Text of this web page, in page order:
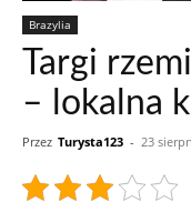
Brazylia
Targi
– lokalna
Przez Turysta123 - 23